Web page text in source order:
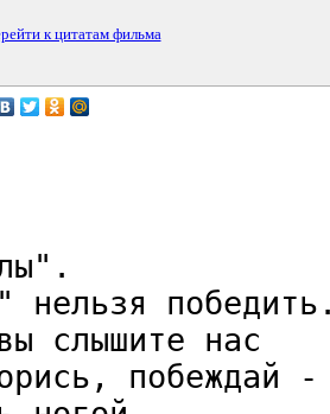
к цитатам фильма
нельзя
слышите нас
побеждай -